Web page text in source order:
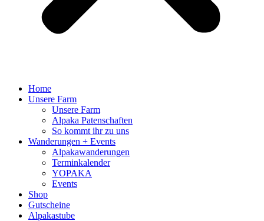
Home
Unsere Farm
Unsere Farm
Alpaka Patenschaften
So kommt ihr zu uns
Wanderungen + Events
Alpakawanderungen
Terminkalender
YOPAKA
Events
Shop
Gutscheine
Alpakastube